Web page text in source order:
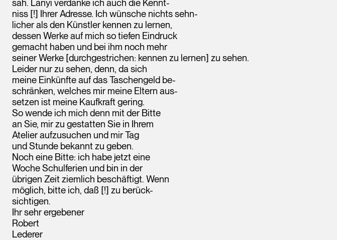
sah. Lanyi verdanke ich auch die Kennt-
niss [!] Ihrer Adresse. Ich wünsche nichts sehn-
licher als den Künstler kennen zu lernen,
dessen Werke auf mich so tiefen Eindruck
gemacht haben und bei ihm noch mehr
seiner Werke [durchgestrichen: kennen zu lernen] zu sehen.
Leider nur zu sehen, denn, da sich
meine Einkünfte auf das Taschengeld be-
schränken, welches mir meine Eltern aus-
setzen ist meine Kaufkraft gering.
So wende ich mich denn mit der Bitte
an Sie, mir zu gestatten Sie in Ihrem
Atelier aufzusuchen und mir Tag
und Stunde bekannt zu geben.
Noch eine Bitte: ich habe jetzt eine
Woche Schulferien und bin in der
übrigen Zeit ziemlich beschäftigt. Wenn
möglich, bitte ich, daß [!] zu berück-
sichtigen.
Ihr sehr ergebener
Robert
Lederer